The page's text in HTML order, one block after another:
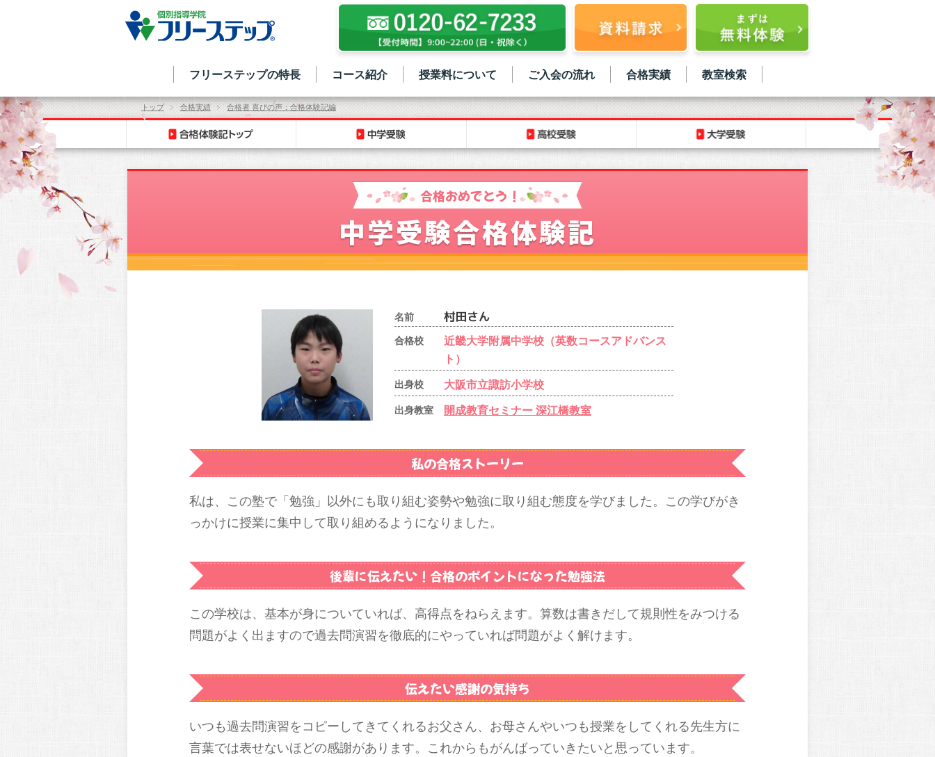
フリーステップの特長 コース紹介 授業料について ご入会の流れ 合格実績 教室検索
トップ 合格実績 合格者 喜びの声：合格体験記編
合格おめでとう！
中学受験合格体験記
名前
合格校
近畿大学附属中学校（英数コースアドバンス
ト）
出身校 大阪市立諏訪小学校
出身教室 開成教育セミナー 深江橋教室
私の合格ストーリー
私は、この塾で「勉強」以外にも取り組む姿勢や勉強に取り組む態度を学びました。この学びがき
っかけに授業に集中して取り組めるようになりました。
後輩に伝えたい！ 合格のポイントになった勉強法
この学校は、基本が身についていれば、高得点をねらえます。算数は書きだして規則性をみつける
問題がよく出ますので過去問演習を徹底的にやっていれば問題がよく解けます。
伝えたい感謝の気持ち
いつも過去問演習をコピーしてきてくれるお父さん、お母さんやいつも授業をしてくれる先生方に
言葉では表せないほどの感謝があります。これからもがんばっていきたいと思っています。